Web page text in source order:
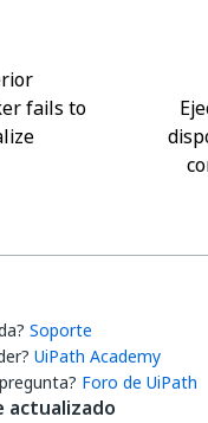
fails to
Soporte
UiPath Academy
Foro de UiPath
actualizado